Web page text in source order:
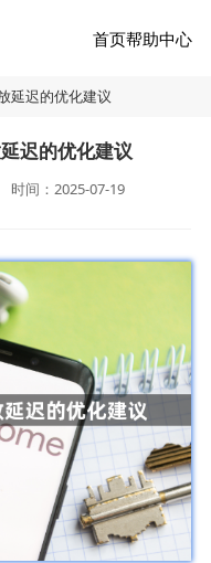
首页帮助中心
延迟的优化建议
迟的优化建议
时间：2025-07-19